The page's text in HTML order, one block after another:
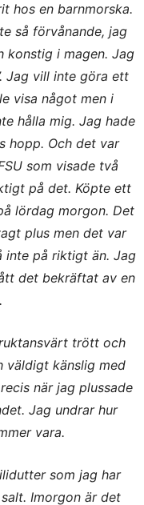
hos en barnmorska.
så förvånande, jag
i magen. Jag
Jag vill inte göra ett
visa något men i
hålla mig. Jag hade
hopp. Och det var
som visade två
på det. Köpte ett
lördag morgon. Det
plus men det var
inte på riktigt än. Jag
det bekräftat av en
trött och
väldigt känslig med
när jag plussade
Jag undrar hur
vara.
som jag har
Imorgon är det